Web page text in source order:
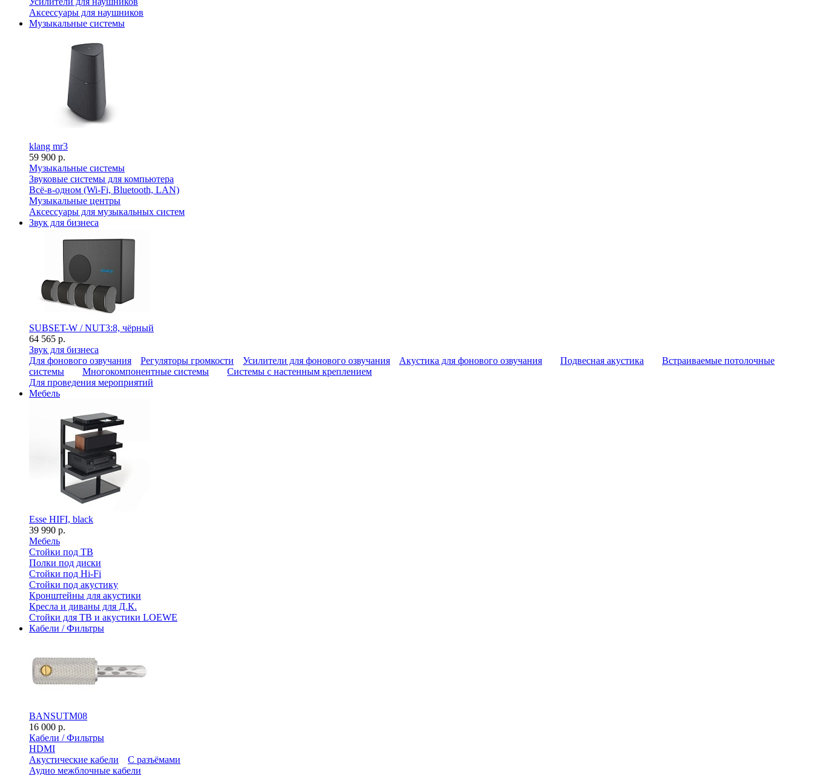
Аксессуары для наушников
Музыкальные системы
klang mr3
59 900 р.
Музыкальные системы
Звуковые системы для компьютера
Всё-в-одном (Wi-Fi, Bluetooth, LAN)
Музыкальные центры
Аксессуары для музыкальных систем
Звук для бизнеса
SUBSET-W / NUT3:8, чёрный
64 565 р.
Звук для бизнеса
Для фонового озвучания
Регуляторы громкости Усилители для фонового озвучания Акустика для фонового озвучания Подвесная акустика
Встраиваемые потолочные
системы
Многокомпонентные системы
Системы с настенным креплением
Для проведения мероприятий
Мебель
Esse HIFI, black
39 990 р.
Мебель
Стойки под ТВ
Полки под диски
Стойки под Hi-Fi
Стойки под акустику
Кронштейны для акустики
Кресла и диваны для Д.К.
Стойки для ТВ и акустики LOEWE
Кабели / Фильтры
BANSUTM08
16 000 р.
Кабели / Фильтры
HDMI
Акустические кабели
С разъёмами
Аудио межблочные кабели